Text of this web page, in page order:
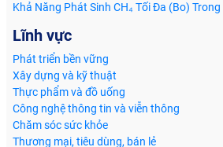
Khả Năng Phát Sinh CH₄ Tối Đa (Bo)
Lĩnh vực
Phát triển bền vững
Xây dựng và kỹ thuật
Thực phẩm và đồ uống
Công nghệ thông tin và viễn thông
Chăm sóc sức khỏe
Thương mại, tiêu dùng, bán lẻ